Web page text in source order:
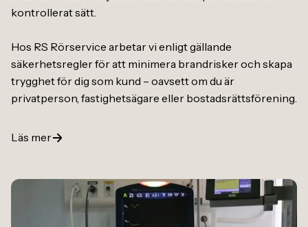
kontrollerat sätt.
Hos RS Rörservice arbetar vi enligt gällande
säkerhetsregler för att minimera brandrisker och skapa
trygghet för dig som kund – oavsett om du är
privatperson, fastighetsägare eller bostadsrättsförening.
Läs mer